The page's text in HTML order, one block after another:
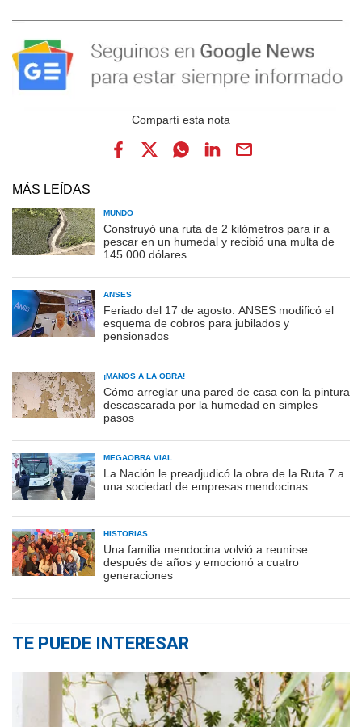
MÁS LEÍDAS
MUNDO
Construyó una ruta de 2 kilómetros para ir a
pescar en un humedal y recibió una multa de
145.000 dólares
ANSES
Feriado del 17 de agosto: ANSES modificó el
esquema de cobros para jubilados y
pensionados
¡MANOS A LA OBRA!
Cómo arreglar una pared de casa con la pintura
descascarada por la humedad en simples
pasos
MEGAOBRA VIAL
La Nación le preadjudicó la obra de la Ruta 7 a
una sociedad de empresas mendocinas
HISTORIAS
Una familia mendocina volvió a reunirse
después de años y emocionó a cuatro
generaciones
TE PUEDE INTERESAR